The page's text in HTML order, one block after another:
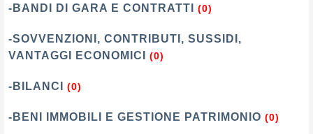
-BANDI DI GARA E CONTRATTI (0)
-SOVVENZIONI, CONTRIBUTI, SUSSIDI,
VANTAGGI ECONOMICI
(0)
-BILANCI (0)
-BENI IMMOBILI E GESTIONE PATRIMONIO (0)